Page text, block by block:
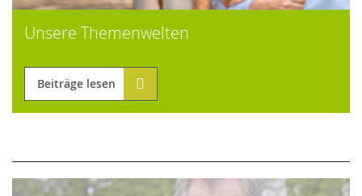
Unsere Themenwelten
Beiträge lesen